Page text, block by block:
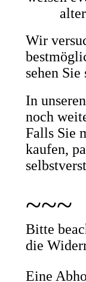
Wir
sehen
In
noch
Falls Sie
kaufen,
~~~
Bitte
die
Eine